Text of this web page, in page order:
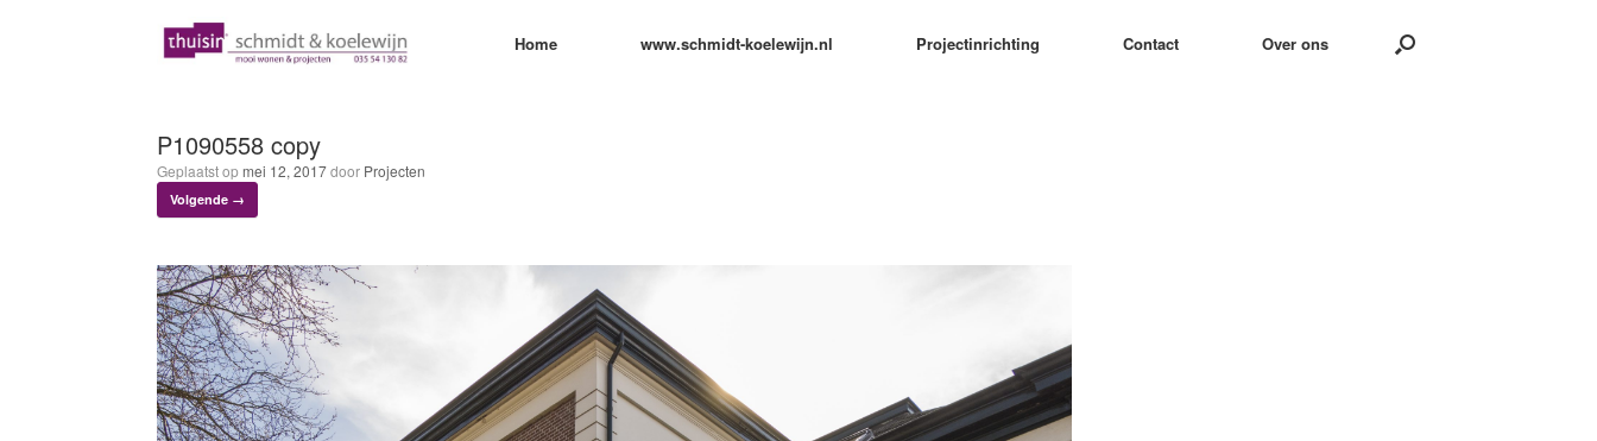
Home www.schmidt-koelewijn.nl Projectinrichting Contact Over ons
P1090558 copy
Geplaatst opmei 12, 2017door Projecten
Volgende →